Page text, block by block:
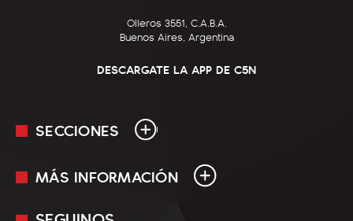
Olleros 3551, C.A.B.A.
Buenos Aires, Argentina
DESCARGATE LA APP DE C5N
SECCIONES
En Vivo
MÁS INFORMACIÓN